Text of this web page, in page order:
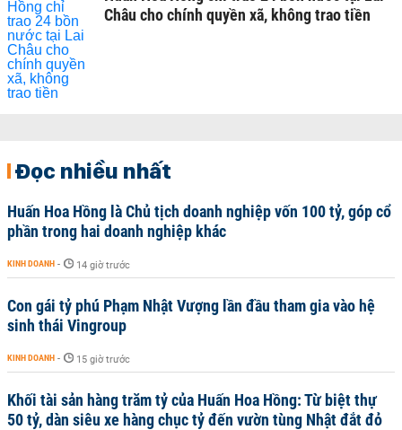
Châu cho chính quyền xã, không trao tiền
Đọc nhiều nhất
Huấn Hoa Hồng là Chủ tịch doanh nghiệp vốn 100 tỷ, góp cổ
phần trong hai doanh nghiệp khác
KINH DOANH - 14 giờ trước
Con gái tỷ phú Phạm Nhật Vượng lần đầu tham gia vào hệ
sinh thái Vingroup
KINH DOANH - 15 giờ trước
Khối tài sản hàng trăm tỷ của Huấn Hoa Hồng: Từ biệt thự
50 tỷ, dàn siêu xe hàng chục tỷ đến vườn tùng Nhật đắt đỏ